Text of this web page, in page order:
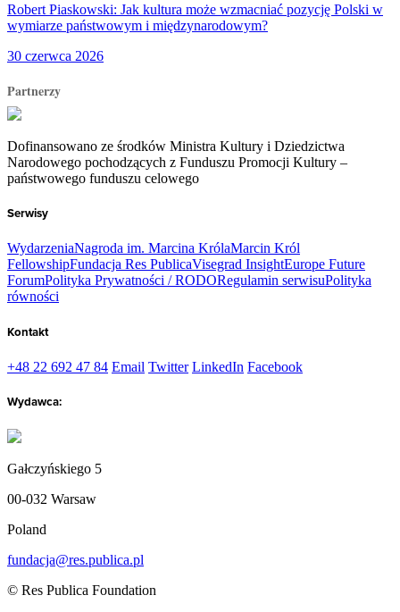
Robert Piaskowski: Jak kultura może wzmacniać pozycję Polski w
wymiarze państwowym i międzynarodowym?
30 czerwca 2026
Partnerzy
Dofinansowano ze środków Ministra Kultury i Dziedzictwa
Narodowego pochodzących z Funduszu Promocji Kultury –
państwowego funduszu celowego
Serwisy
WydarzeniaNagroda im. Marcina KrólaMarcin Król
FellowshipFundacja Res PublicaVisegrad InsightEurope Future
ForumPolityka Prywatności / RODORegulamin serwisuPolityka
równości
Kontakt
+48 22 692 47 84 Email Twitter LinkedIn Facebook
Wydawca:
Gałczyńskiego 5
00-032 Warsaw
Poland
fundacja@res.publica.pl
© Res Publica Foundation